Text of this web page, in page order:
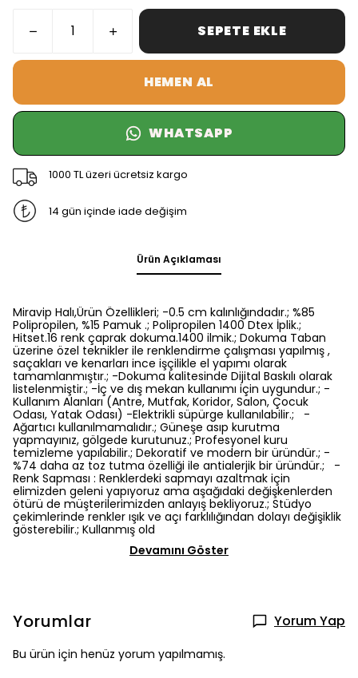
SEPETE EKLE
HEMEN AL
WHATSAPP
1000 TL üzeri ücretsiz kargo
14 gün içinde iade değişim
Ürün Açıklaması
Miravip Halı,Ürün Özellikleri; -0.5 cm kalınlığındadır.; %85
Polipropilen, %15 Pamuk .; Polipropilen 1400 Dtex İplik.;
Hitset.16 renk çaprak dokuma.1400 ilmik.; Dokuma Taban
üzerine özel teknikler ile renklendirme çalışması yapılmış ,
saçakları ve kenarları ince işçilikle el yapımı olarak
tamamlanmıştır.; -Dokuma kalitesinde Dijital Baskılı olarak
listelenmiştir.; -İç ve dış mekan kullanımı için uygundur.; -
Kullanım Alanları (Antre, Mutfak, Koridor, Salon, Çocuk
Odası, Yatak Odası) -Elektrikli süpürge kullanılabilir.; -
Ağartıcı kullanılmamalıdır.; Güneşe asıp kurutma
yapmayınız, gölgede kurutunuz.; Profesyonel kuru
temizleme yapılabilir.; Dekoratif ve modern bir üründür.; -
%74 daha az toz tutma özelliği ile antialerjik bir üründür.; -
Renk Sapması : Renklerdeki sapmayı azaltmak için
elimizden geleni yapıyoruz ama aşağıdaki değişkenlerden
ötürü de müşterilerimizden anlayış bekliyoruz.; Stüdyo
çekimlerinde renkler ışık ve açı farklılığından dolayı değişiklik
gösterebilir.; Kullanmış old
Devamını Göster
Yorumlar Yorum Yap
Bu ürün için henüz yorum yapılmamış.